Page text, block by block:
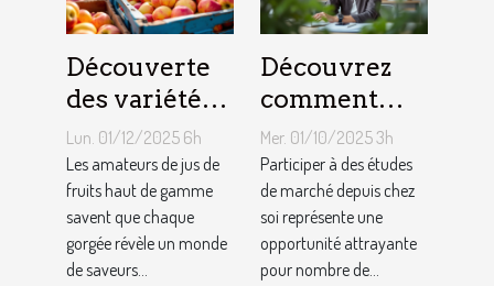
Découverte
des variétés
de pommes
utilisées
dans les jus
premium
Lun. 01/12/2025 6h
Les amateurs de jus de
fruits haut de gamme
savent que chaque
gorgée révèle un monde
de saveurs...
Découvrez
comment
participer à
des études de
marché
depuis chez
vous
Mer. 01/10/2025 3h
Participer à des études
de marché depuis chez
soi représente une
opportunité attrayante
pour nombre de...